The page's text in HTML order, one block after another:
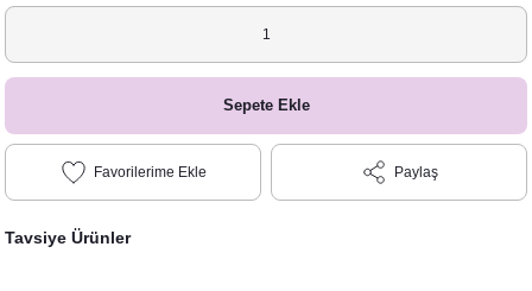
Sepete Ekle
Paylaş
Tavsiye Ürünler